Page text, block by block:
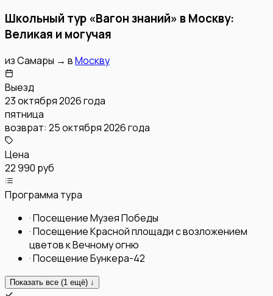
Школьный тур «Вагон знаний» в Москву:
Великая и могучая
изСамары → вМоскву
Выезд
23 октября 2026 года
пятница
возврат: 25 октября 2026 года
Цена
22 990 руб
Программа тура
·Посещение Музея Победы
·Посещение Красной площади с возложением
цветов к Вечному огню
·Посещение Бункера-42
Показать все (1 ещё) ↓